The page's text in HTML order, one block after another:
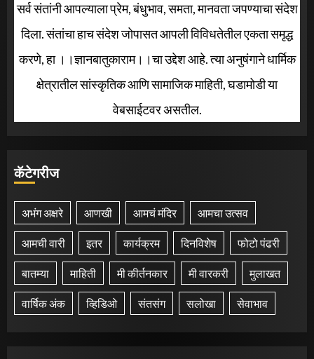
सर्व संतांनी आपल्याला प्रेम, बंधुभाव, समता, मानवता जपण्याचा संदेश
दिला. संतांचा हाच संदेश जोपासत आपली विविधतेतील एकता समृद्ध
करणे, हा ।।ज्ञानबातुकाराम।।चा उद्देश आहे. त्या अनुषंगाने धार्मिक
क्षेत्रातील सांस्कृतिक आणि सामाजिक माहिती, घडामोडी या
वेबसाईटवर असतील.
कॅटेगरीज
अभंग अक्षरे आणखी आमचं मंदिर आमचा उत्सव
आमची वारी इतर कार्यक्रम दिनविशेष फोटो पंढरी
बातम्या माहिती मी कीर्तनकार मी वारकरी मुलाखत
वार्षिक अंक व्हिडिओ संतसंग सलोखा सेवाभाव